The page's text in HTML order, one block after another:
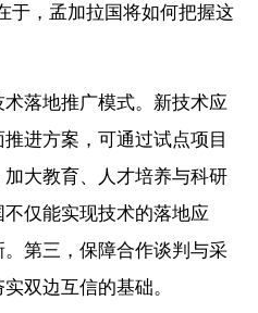
于，孟加拉国将如何把握这
落地推广模式。新技术应
进方案，可通过试点项目
大教育、人才培养与科研
仅能实现技术的落地应
第三，保障合作谈判与采
双边互信的基础。